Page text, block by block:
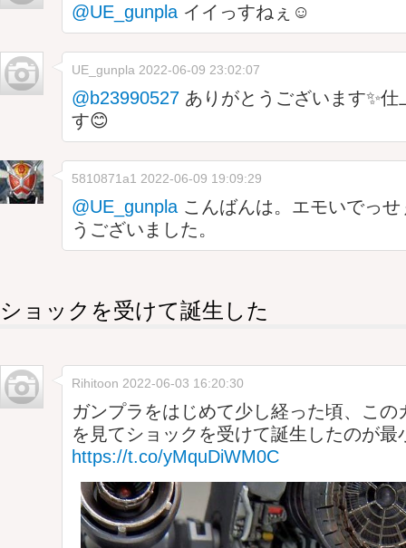
@UE_gunpla イイっすねぇ☺️
UE_gunpla 2022-06-09 23:02:07
@b23990527 ありがとうございます✨
す😊
5810871a1 2022-06-09 19:09:29
@UE_gunpla こんばんは。エモいでっ
うございました。
ショックを受けて誕生した
Rihitoon 2022-06-03 16:20:30
ガンプラをはじめて少し経った頃、こ
を見てショックを受けて誕生したのが
https://t.co/yMquDiWM0C